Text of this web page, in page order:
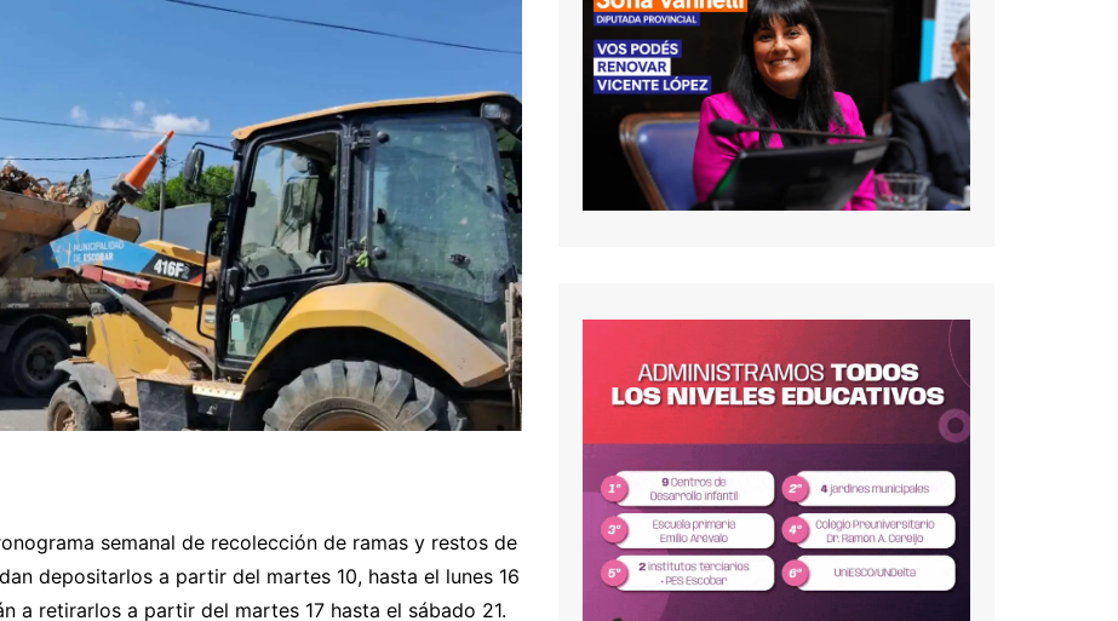
semanal de recolección de ramas y restos de
depositarlos a partir del martes 10, hasta el lunes 16
a retirarlos a partir del martes 17 hasta el sábado 21.